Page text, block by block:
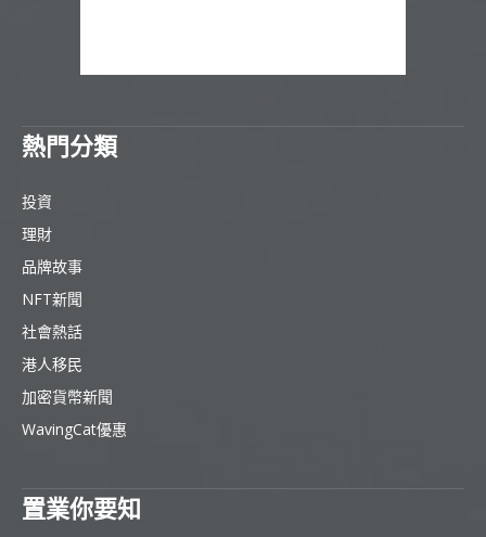
熱門分類
投資
理財
品牌故事
NFT新聞
社會熱話
港人移民
加密貨幣新聞
WavingCat優惠
置業你要知